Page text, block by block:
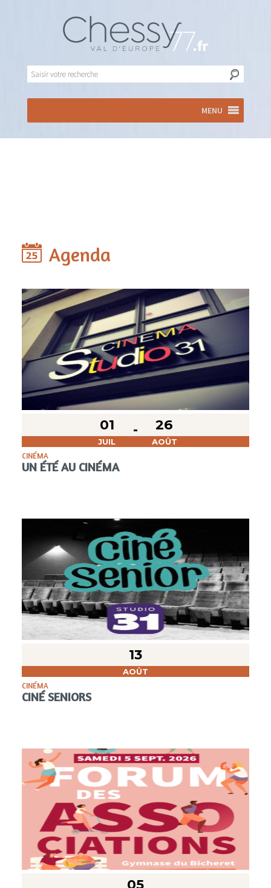
MENU
Agenda
01
JUIL
26
AOÛT
CINÉMA
UN ÉTÉ AU CINÉMA
13
AOÛT
CINÉMA
CINÉ SENIORS